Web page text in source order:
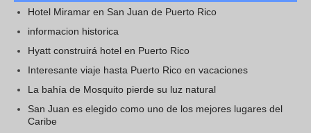
Hotel Miramar en San Juan de Puerto Rico
informacion historica
Hyatt construirá hotel en Puerto Rico
Interesante viaje hasta Puerto Rico en vacaciones
La bahía de Mosquito pierde su luz natural
San Juan es elegido como uno de los mejores lugares del
Caribe